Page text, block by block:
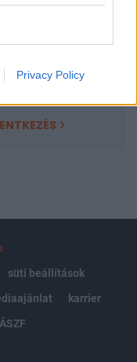
Privacy Policy
belüli
süti beállítások
karrier
ÁSZF